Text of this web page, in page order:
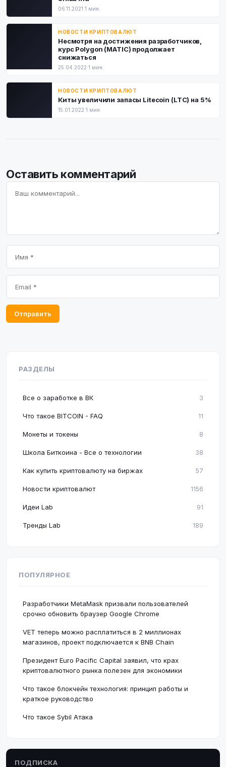
06.11.2021·1 мин.
НОВОСТИ КРИПТОВАЛЮТ
Несмотря на достижения разработчиков,
курс Polygon (MATIC) продолжает
снижаться
25.04.2022·1 мин.
НОВОСТИ КРИПТОВАЛЮТ
Киты увеличили запасы Litecoin (LTC) на 5%
15.01.2022·1 мин.
Оставить комментарий
Отправить
РАЗДЕЛЫ
Все о заработке в ВК 3
Что такое BITCOIN - FAQ 11
Монеты и токены 8
Школа Биткоина - Все о технологии 38
Как купить криптовалюту на биржах 57
Новости криптовалют 1156
Идеи Lab 91
Тренды Lab 189
ПОПУЛЯРНОЕ
Разработчики MetaMask призвали пользователей
срочно обновить браузер Google Chrome
VET теперь можно расплатиться в 2 миллионах
магазинов, проект подключается к BNB Chain
Президент Euro Pacific Capital заявил, что крах
криптовалютного рынка полезен для экономики
Что такое блокчейн технология: принцип работы и
краткое руководство
Что такое Sybil Атака
ПОДПИСКА